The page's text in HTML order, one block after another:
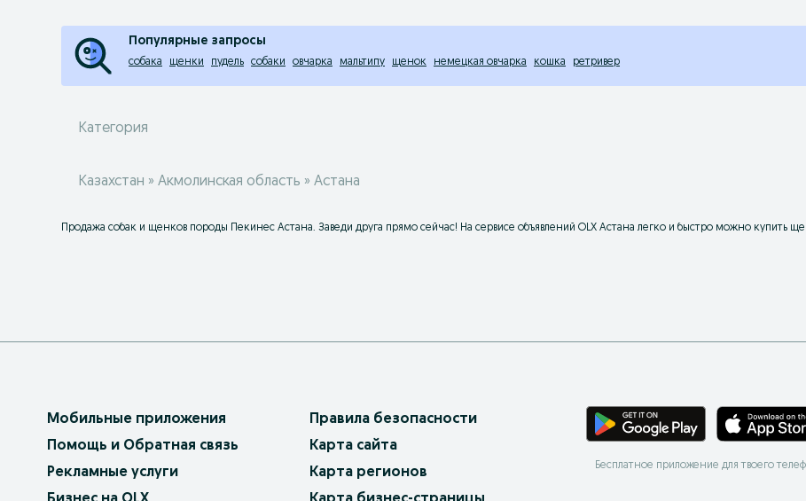
Популярные запросы
собака щенки пудель собаки овчарка мальтипу щенок немецкая овчарка кошка ретривер
Категория
Казахстан » Акмолинская область » Астана
Продажа собак и щенков породы Пекинес Астана. Заведи друга прямо сейчас! На сервисе объявлений OLX Астана легко и быстро можно купить
Мобильные приложения
Помощь и Обратная связь
Рекламные услуги
Правила безопасности
Карта сайта
Карта регионов
Бесплатное приложение для твоего